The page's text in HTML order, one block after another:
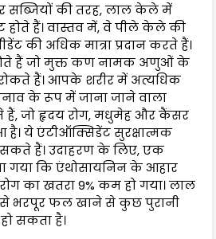
की तरह, लाल केले में
होते हैं। वास्तव में, वे पीले केले की
की अधिक मात्रा प्रदान करते हैं।
हैं जो मुक्त कण नामक अणुओं के
हैं। आपके शरीर में अत्यधिक
के रूप में जाना जाने वाला
जो हृदय रोग, मधुमेह और कैंसर
है। ये एंटीऑक्सिडेंट सुरक्षात्मक
सकते हैं। उदाहरण के लिए, एक
गया कि एंथोसायनिन के आहार
का खतरा 9% कम हो गया। लाल
भरपूर फल खाने से कुछ पुरानी
सकता है।